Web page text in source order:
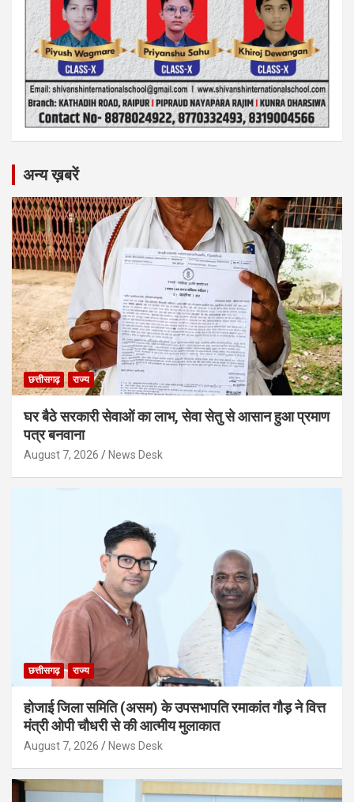
अन्य ख़बरें
छत्तीसगढ़ राज्य
घर बैठे सरकारी सेवाओं का लाभ, सेवा सेतु से आसान हुआ प्रमाण
पत्र बनवाना
August 7, 2026 News Desk
छत्तीसगढ़ राज्य
होजाई जिला समिति (असम) के उपसभापति रमाकांत गौड़ ने वित्त
मंत्री ओपी चौधरी से की आत्मीय मुलाकात
August 7, 2026 News Desk